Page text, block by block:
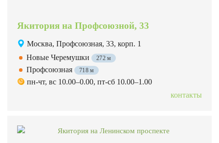
Якитория на Профсоюзной, 33
Москва, Профсоюзная, 33, корп. 1
Новые Черемушки
272 м
Профсоюзная 718 м
пн-чт, вс 10.00–0.00, пт-сб 10.00–1.00
контакты